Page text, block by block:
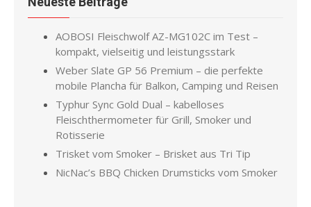
AOBOSI Fleischwolf AZ-MG102C im Test –
kompakt, vielseitig und leistungsstark
Weber Slate GP 56 Premium – die perfekte
mobile Plancha für Balkon, Camping und Reisen
Typhur Sync Gold Dual – kabelloses
Fleischthermometer für Grill, Smoker und
Rotisserie
Trisket vom Smoker – Brisket aus Tri Tip
NicNac’s BBQ Chicken Drumsticks vom Smoker